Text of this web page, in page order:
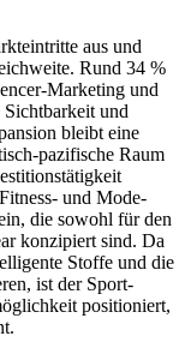
aus und
Rund 34 %
Marketing und
Sichtbarkeit und
bleibt eine
pazifische Raum
und Mode-
die sowohl für den
konzipiert sind. Da
Stoffe und die
ist der Sport-
positioniert,